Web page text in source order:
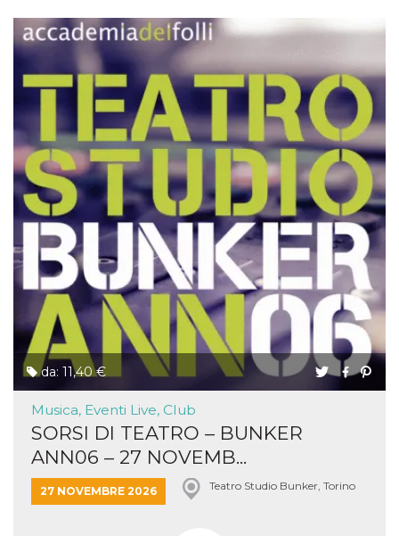
da: 11,40 €
Musica, Eventi Live, Club
SORSI DI TEATRO – BUNKER
ANN06 – 27 NOVEMB...
27 NOVEMBRE 2026 Teatro Studio Bunker, Torino